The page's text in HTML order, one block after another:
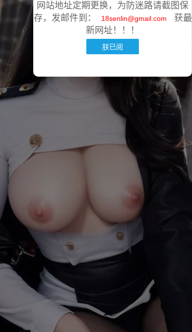
网站地址定期更换，为防迷路请截图保
存，发邮件到：
18senlin@gmail.com
获最
新网址！！！
朕已阅